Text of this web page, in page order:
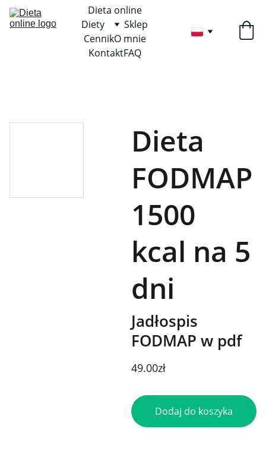
Dieta online
Diety
Sklep
CennikO mnie
KontaktFAQ
Dieta
FODMAP
1500
kcal na 5
dni
Jadłospis
FODMAP w pdf
49.00zł
Dodaj do koszyka